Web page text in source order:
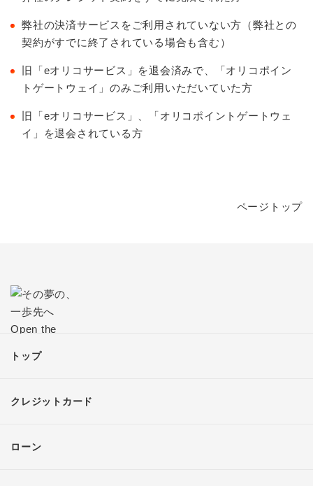
弊社の決済サービスをご利用されていない方（弊社との
契約がすでに終了されている場合も含む）
旧「eオリコサービス」を退会済みで、「オリコポイン
トゲートウェイ」のみご利用いただいていた方
旧「eオリコサービス」、「オリコポイントゲートウェ
イ」を退会されている方
ページトップ
トップ
クレジットカード
ローン